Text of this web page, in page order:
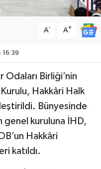
A- A+
16:39
Odaları Birliği’nin
Hakkâri Halk
Bünyesinde
genel kuruluna İHD,
Hakkâri
katıldı.